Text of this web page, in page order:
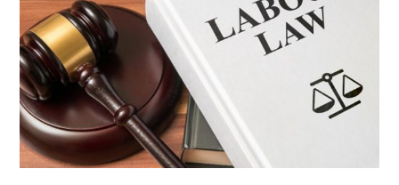
n
k
I
n
g
r
a
m
l
n
t